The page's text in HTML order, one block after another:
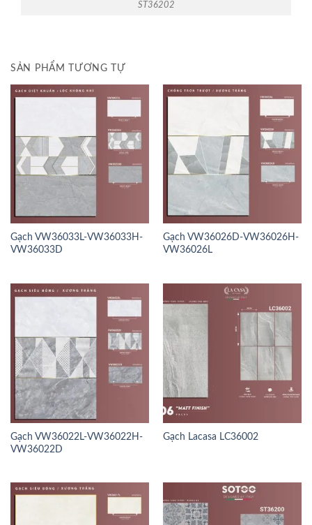
ST36202
SẢN PHẨM TƯƠNG TỰ
Gạch VW36033L-VW36033H-
VW36033D
Gạch VW36026D-VW36026H-
VW36026L
Gạch VW36022L-VW36022H-
VW36022D
Gạch Lacasa LC36002